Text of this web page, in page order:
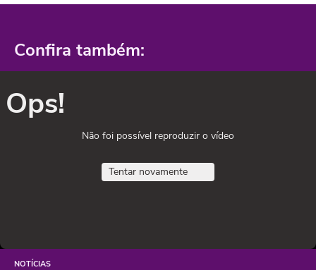
Confira também:
Ops!
Não foi possível reproduzir o vídeo
Tentar novamente
NOTÍCIAS